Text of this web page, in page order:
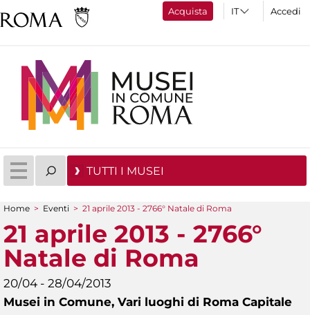
Acquista Accedi
TUTTI I MUSEI
Tu sei qui
Home > Eventi > 21 aprile 2013 - 2766° Natale di Roma
21 aprile 2013 - 2766°
Natale di Roma
20/04 - 28/04/2013
Musei in Comune, Vari luoghi di Roma Capitale